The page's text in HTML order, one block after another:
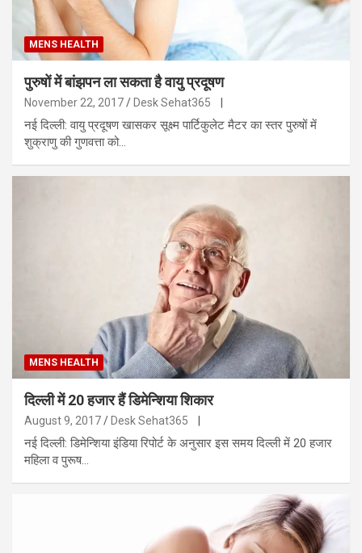
MENS HEALTH
पुरुषों में बांझपन ला सकता है वायु प्रदूषण
November 22, 2017 Desk Sehat365
नई दिल्ली: वायु प्रदूषण खासकर सूक्ष्म पार्टिकुलेट मैटर का स्तर पुरुषों में
शुक्राणु की गुणवत्ता को…
MENS HEALTH
दिल्ली में 20 हजार हैं डिमेन्शिया शिकार
August 9, 2017 Desk Sehat365
नई दिल्ली: डिमेन्शिया इंडिया रिपोर्ट के अनुसार इस समय दिल्ली में 20 हजार
महिला व पुरूष…